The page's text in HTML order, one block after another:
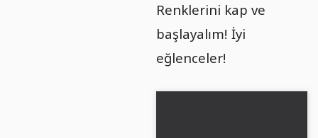
Renklerini kap ve
başlayalım! İyi
eğlenceler!